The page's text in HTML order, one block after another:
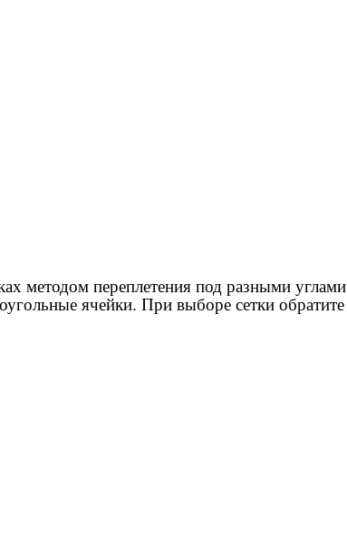
методом переплетения под разными
ячейки. При выборе сетки